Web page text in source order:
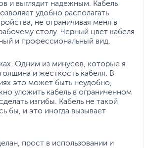
и выглядит надежным. Кабель
удобно располагать
не ограничивая меня в
столу. Черный цвет кабеля
и профессиональный вид.
Одним из минусов, которые я
и жесткость кабеля. В
это может быть неудобно,
уложить кабель в ограниченном
изгибы. Кабель не такой
бы, и это иногда вызывает
прост в использовании и